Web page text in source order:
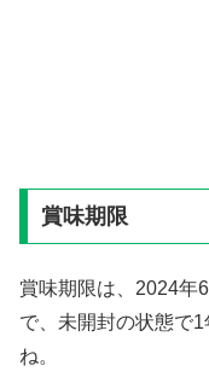
賞味期限
賞味期限は、2024年
で、未開封の状態で
ね。